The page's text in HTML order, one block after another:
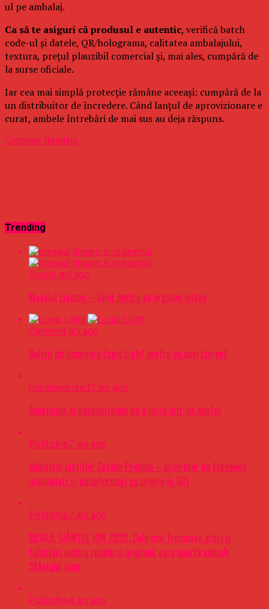
ul pe ambalaj.
Ca să te asiguri că produsul e autentic, verifică batch
code-ul și datele, QR/holograma, calitatea ambalajului,
textura, prețul plauzibil comercial și, mai ales, cumpără de
la surse oficiale.
Iar cea mai simplă protecție rămâne aceeași: cumpără de la
un distribuitor de încredere. Când lanțul de aprovizionare e
curat, ambele întrebări de mai sus au deja răspuns.
Continue Reading
Trending
Sport6 ani ago
Masajul Lingam – Ghid pentru un orgasm intens
Oameni4 ani ago
Soluții de iluminare Logic Light pentru un apartament
Uncategorized7 ani ago
Avantajele si dezavantajele de a lucra intr-un coafor
Politichie7 ani ago
Ministrul justitiei Catalin Predoiu – promotor de fakenews,
manipulari si dezinformari cu privire la SIIJ
Politichie7 ani ago
MESAJE SFÂNTUL ION 2020. Cele mai frumoase urări şi
felicitări pentru rudele şi prietenii care poartă numele
Sfântului Ioan
Politichie4 ani ago